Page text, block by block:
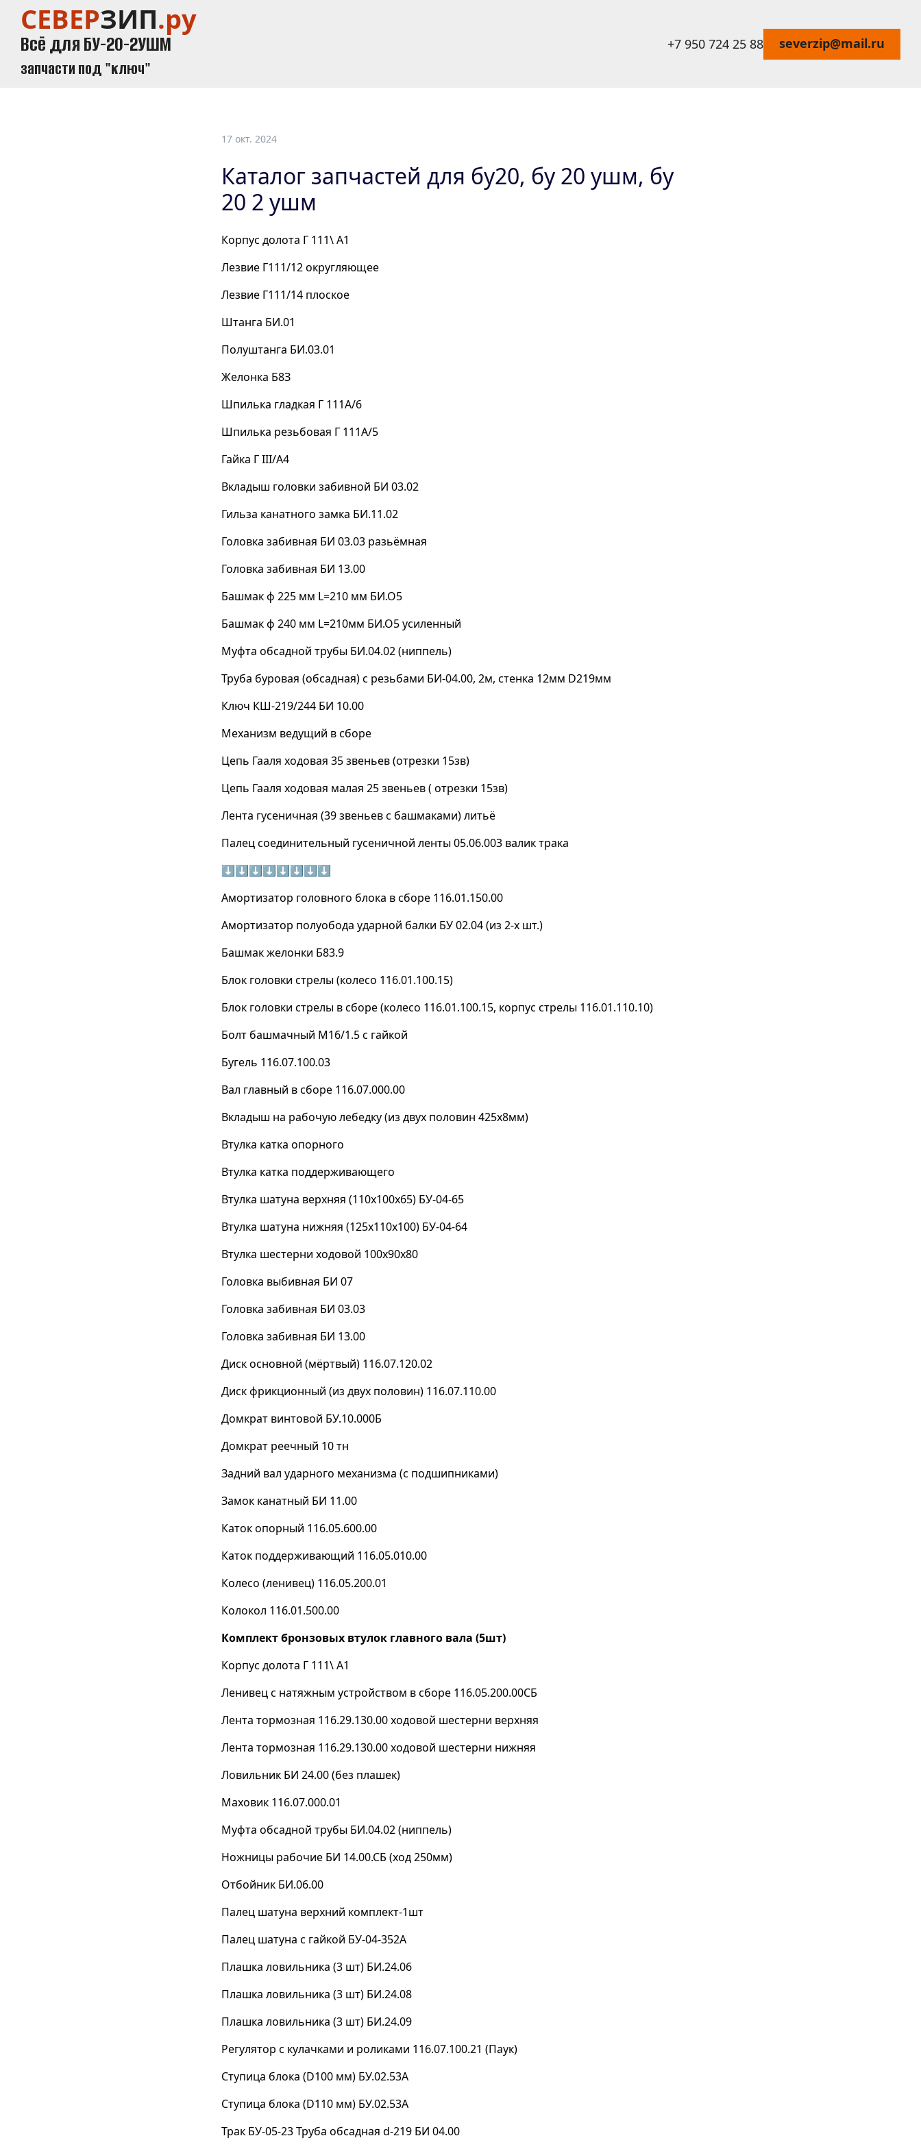
СЕВЕРЗИП.ру
Всё для БУ-20-2УШМ
запчасти под "ключ"
+7 950 724 25 88 severzip@mail.ru
17 окт. 2024
Каталог запчастей для бу20, бу 20 ушм, бу
20 2 ушм
Корпус долота Г 111\ А1
Лезвие Г111/12 округляющее
Лезвие Г111/14 плоское
Штанга БИ.01
Полуштанга БИ.03.01
Желонка Б8З
Шпилька гладкая Г 111А/6
Шпилька резьбовая Г 111А/5
Гайка Г III/А4
Вкладыш головки забивной БИ 03.02
Гильза канатного замка БИ.11.02
Головка забивная БИ 03.03 разьёмная
Головка забивная БИ 13.00
Башмак ф 225 мм L=210 мм БИ.О5
Башмак ф 240 мм L=210мм БИ.О5 усиленный
Муфта обсадной трубы БИ.04.02 (ниппель)
Труба буровая (обсадная) с резьбами БИ-04.00, 2м, стенка 12мм D219мм
Ключ КШ-219/244 БИ 10.00
Механизм ведущий в сборе
Цепь Гааля ходовая 35 звеньев (отрезки 15зв)
Цепь Гааля ходовая малая 25 звеньев ( отрезки 15зв)
Лента гусеничная (39 звеньев с башмаками) литьё
Палец соединительный гусеничной ленты 05.06.003 валик трака
⬇⬇⬇⬇⬇⬇⬇⬇
Амортизатор головного блока в сборе 116.01.150.00
Амортизатор полуобода ударной балки БУ 02.04 (из 2-х шт.)
Башмак желонки Б83.9
Блок головки стрелы (колесо 116.01.100.15)
Блок головки стрелы в сборе (колесо 116.01.100.15, корпус стрелы 116.01.110.10)
Болт башмачный М16/1.5 с гайкой
Бугель 116.07.100.03
Вал главный в сборе 116.07.000.00
Вкладыш на рабочую лебедку (из двух половин 425х8мм)
Втулка катка опорного
Втулка катка поддерживающего
Втулка шатуна верхняя (110х100х65) БУ-04-65
Втулка шатуна нижняя (125х110х100) БУ-04-64
Втулка шестерни ходовой 100х90х80
Головка выбивная БИ 07
Головка забивная БИ 03.03
Головка забивная БИ 13.00
Диск основной (мёртвый) 116.07.120.02
Диск фрикционный (из двух половин) 116.07.110.00
Домкрат винтовой БУ.10.000Б
Домкрат реечный 10 тн
Задний вал ударного механизма (с подшипниками)
Замок канатный БИ 11.00
Каток опорный 116.05.600.00
Каток поддерживающий 116.05.010.00
Колесо (ленивец) 116.05.200.01
Колокол 116.01.500.00
Комплект бронзовых втулок главного вала (5шт)
Корпус долота Г 111\ А1
Ленивец с натяжным устройством в сборе 116.05.200.00СБ
Лента тормозная 116.29.130.00 ходовой шестерни верхняя
Лента тормозная 116.29.130.00 ходовой шестерни нижняя
Ловильник БИ 24.00 (без плашек)
Маховик 116.07.000.01
Муфта обсадной трубы БИ.04.02 (ниппель)
Ножницы рабочие БИ 14.00.СБ (ход 250мм)
Отбойник БИ.06.00
Палец шатуна верхний комплект-1шт
Палец шатуна с гайкой БУ-04-352А
Плашка ловильника (3 шт) БИ.24.06
Плашка ловильника (3 шт) БИ.24.08
Плашка ловильника (3 шт) БИ.24.09
Регулятор с кулачками и роликами 116.07.100.21 (Паук)
Ступица блока (D100 мм) БУ.02.53А
Ступица блока (D110 мм) БУ.02.53А
Трак БУ-05-23 Труба обсадная d-219 БИ 04.00